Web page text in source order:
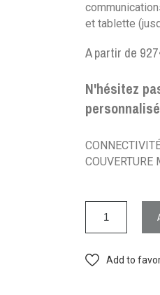
et tablette
A partir de
N'hésitez
Add to